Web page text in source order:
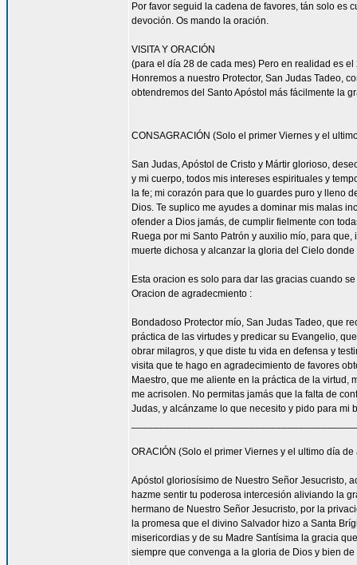
Por favor seguid la cadena de favores, tán solo es
devoción. Os mando la oración.
VISITA Y ORACIÓN
(para el día 28 de cada mes) Pero en realidad es
Honremos a nuestro Protector, San Judas Tadeo,
obtendremos del Santo Apóstol más fácilmente la
CONSAGRACIÓN (Solo el primer Viernes y el
San Judas, Apóstol de Cristo y Mártir glorioso,
y mi cuerpo, todos mis intereses espirituales y
la fe; mi corazón para que lo guardes puro y lleno
Dios. Te suplico me ayudes a dominar mis malas
ofender a Dios jamás, de cumplir fielmente con
Ruega por mi Santo Patrón y auxilio mío, para
muerte dichosa y alcanzar la gloria del Cielo
Esta oracion es solo para dar las gracias cuando
Oracion de agradecmiento :
Bondadoso Protector mío, San Judas Tadeo, que
práctica de las virtudes y predicar su Evangelio,
obrar milagros, y que diste tu vida en defensa y
visita que te hago en agradecimiento de favores
Maestro, que me aliente en la práctica de la
me acrisolen. No permitas jamás que la falta de
Judas, y alcánzame lo que necesito y pido para mi
ORACIÓN (Solo el primer Viernes y el ultimo día
Apóstol gloriosísimo de Nuestro Señor Jesucristo,
hazme sentir tu poderosa intercesión aliviando la
hermano de Nuestro Señor Jesucristo, por la
la promesa que el divino Salvador hizo a Santa
misericordias y de su Madre Santísima la gracia
siempre que convenga a la gloria de Dios y bien de